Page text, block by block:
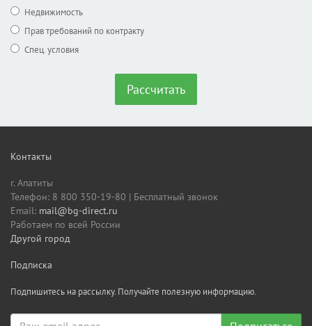
Недвижимость
Прав требований по контракту
Спец. условия
Рассчитать
Контакты
г. Апатиты
Телефон: 8 800 350-19-80 | Бесплатный звонок
Email: mail@bg-direct.ru
Работаем по всей России
Другой город
Подписка
Подпишитесь на рассылку. Получайте полезную информацию.